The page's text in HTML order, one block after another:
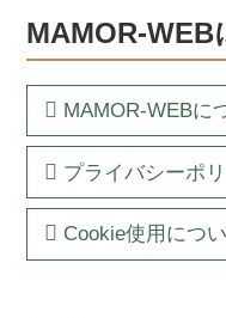
MAMOR-WEB
MAMOR-WEBに
プライバシーポ
Cookie使用につ